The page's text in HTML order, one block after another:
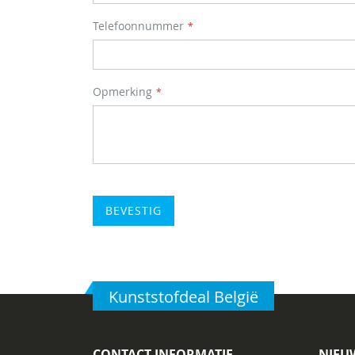
Telefoonnummer
Opmerking
BEVESTIG
Kunststofdeal België